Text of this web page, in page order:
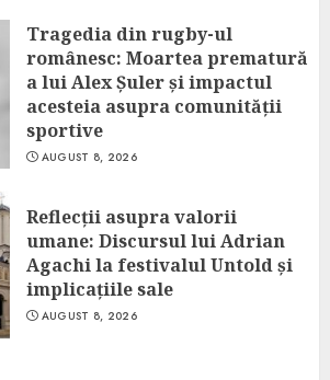
Tragedia din rugby-ul
românesc: Moartea prematură
a lui Alex Șuler și impactul
acesteia asupra comunității
sportive
AUGUST 8, 2026
Reflecții asupra valorii
umane: Discursul lui Adrian
Agachi la festivalul Untold și
implicațiile sale
AUGUST 8, 2026